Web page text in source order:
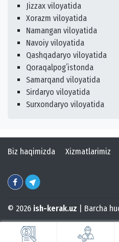
Jizzax viloyatida
Xorazm viloyatida
Namangan viloyatida
Navoiy viloyatida
Qashqadaryo viloyatida
Qoraqalpogʻistonda
Samarqand viloyatida
Sirdaryo viloyatida
Surxondaryo viloyatida
Biz haqimizda Xizmatlarimiz
© 2026 ish-kerak.uz | Barcha